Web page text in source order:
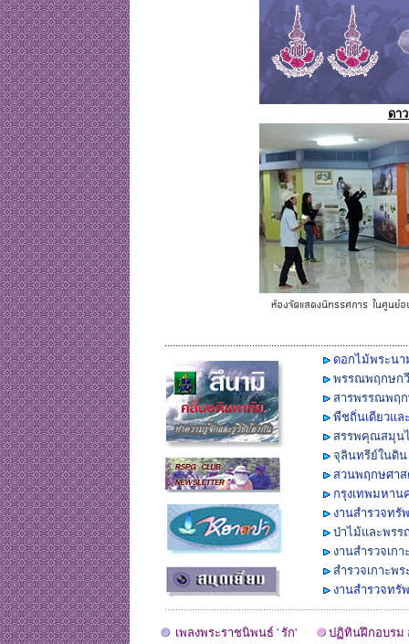
ดา
ดอกไม้พระนา
พรรณพฤกษกวี
สารพรรณพฤ
พืชถิ่นเดียวแล
สรรพคุณสมุนไ
จุลินทรีย์ในดิ
สวนพฤกษศาส
กรุงเทพมหาน
งานสำรวจทรั
ป่าไม้และพร
งานสำรวจเก
สำรวจเกาะ
งานสำรวจทรั
เพลงพระราชนิพนธ์ ' รัก'
ปฏิทินฝึกอบรม